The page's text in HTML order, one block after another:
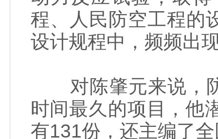
程、人民防空工程的
设计规程中，频频出
对陈肇元来说，防
时间最久的项目，他
有131份，还主编了